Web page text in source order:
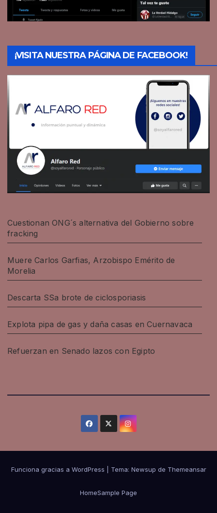
¡VISITA NUESTRA PÁGINA DE FACEBOOK!
Cuestionan ONG´s alternativa del Gobierno sobre
fracking
Muere Carlos Garfias, Arzobispo Emérito de
Morelia
Descarta SSa brote de ciclosporiasis
Explota pipa de gas y daña casas en Cuernavaca
Refuerzan en Senado lazos con Egipto
Funciona gracias a WordPress Tema: Newsup de Themeansar
HomeSample Page